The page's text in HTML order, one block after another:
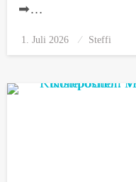
➡…
Posted
on
1. Juli 2026 Steffi